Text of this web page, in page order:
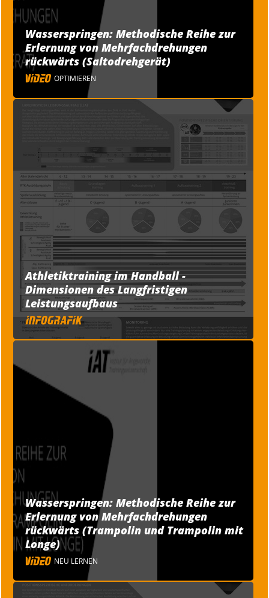
Wasserspringen: Methodische Reihe zur
Erlernung von Mehrfachdrehungen
rückwärts (Saltodrehgerät)
OPTIMIEREN
Athletiktraining im Handball -
Dimensionen des Langfristigen
Leistungsaufbaus
Wasserspringen: Methodische Reihe zur
Erlernung von Mehrfachdrehungen
rückwärts (Trampolin und Trampolin mit
Longe)
NEU LERNEN